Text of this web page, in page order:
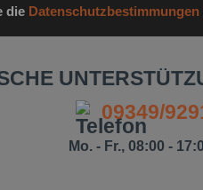
die Datenschutzbestimmungen
09349/
Mo. - Fr., 08:00 -